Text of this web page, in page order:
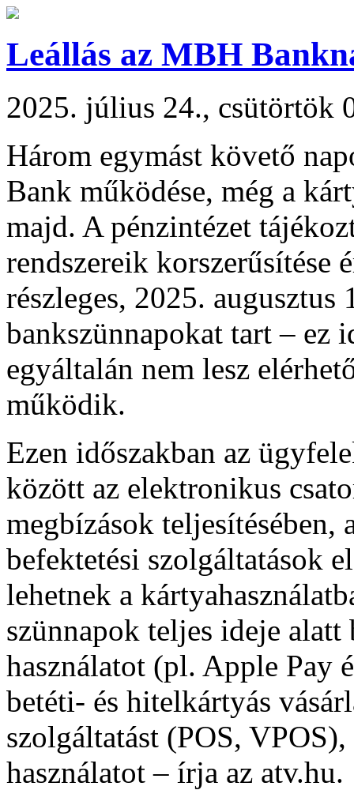
Leállás az MBH
2025. július 24., csütörtök
Három egymást követő
Bank működése, még a
majd. A pénzintézet
rendszereik korszerűsítése
részleges, 2025.
bankszünnapokat tart – ez
egyáltalán nem lesz
működik.
Ezen időszakban az
között az elektronikus
megbízások teljesítésében,
befektetési szolgáltatások
lehetnek a
szünnapok teljes ideje
használatot (pl. Apple Pay
betéti- és hitelkártyás
szolgáltatást (POS,
használatot – írja az atv.hu.